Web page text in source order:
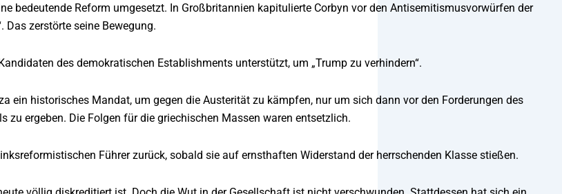
bedeutende Reform umgesetzt. In Großbritannien kapitulierte Corbyn vor den Antisemitismusvorwürfen der
Das zerstörte seine Bewegung.
des demokratischen Establishments unterstützt, um „Trump zu verhindern“.
ein historisches Mandat, um gegen die Austerität zu kämpfen, nur um sich dann vor den Forderungen des
zu ergeben. Die Folgen für die griechischen Massen waren entsetzlich.
Führer zurück, sobald sie auf ernsthaften Widerstand der herrschenden Klasse stießen.